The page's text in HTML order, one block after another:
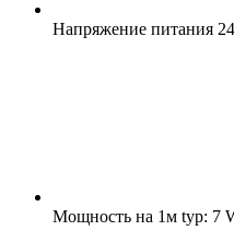
Напряжение питания
Мощность на 1м typ: 7